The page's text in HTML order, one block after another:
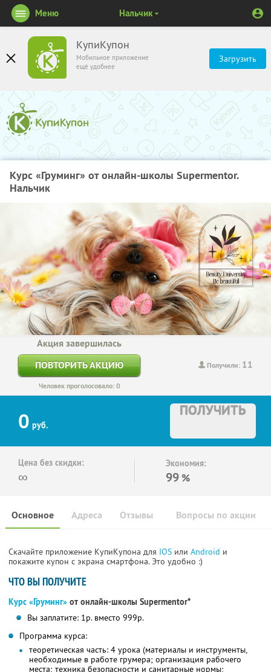
КупиКупон
Мобильное приложение
ещё удобнее
Загрузить
Меню Нальчик
Курс «Груминг» от онлайн-школы Supermentor.
Нальчик
Получили: 11
Акция завершилась
ПОВТОРИТЬ АКЦИЮ
Человек проголосовало: 0
0 руб.
ПОЛУЧИТЬ
Цена без скидки:
∞
Экономия:
99 %
Основное Отзывы Вопросы по акции
Адреса
Скачайте приложение КупиКупона для IOS или Android и
покажите купон с экрана смартфона. Это удобно :)
ЧТО ВЫ ПОЛУЧИТЕ
Курс «Груминг» от онлайн-школы Supermentor*
Вы заплатите: 1р. вместо 999р.
Программа курса:
теоретическая часть: 4 урока (материалы и инструменты,
необходимые в работе грумера; организация рабочего
места; техника безопасности и санитарные нормы;